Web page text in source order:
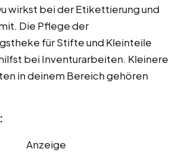
wirkst bei der Etikettierung und
Die Pflege der
für Stifte und Kleinteile
bei Inventurarbeiten. Kleinere
in deinem Bereich gehören
Anzeige